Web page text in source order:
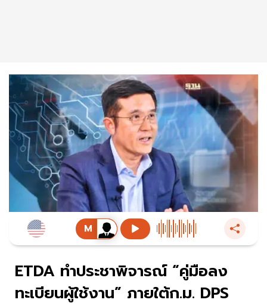
ETDA ทำประชาพิจารณ์ “คู่มือลง
ทะเบียนผู้ใช้งาน” ภายใต้ก.ม. DPS